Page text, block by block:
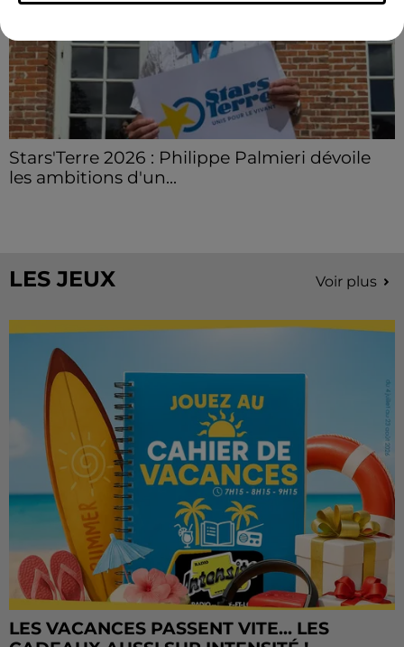
Stars'Terre 2026 : Philippe Palmieri dévoile
les ambitions d'un...
LES JEUX Voir plus
LES VACANCES PASSENT VITE... LES